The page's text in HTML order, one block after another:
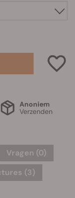
Anoniem
Verzenden
Vragen (0)
(3)